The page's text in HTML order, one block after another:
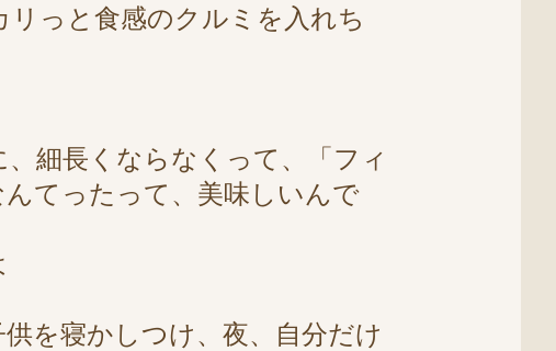
っと食感のクルミを入れち
細長くならなくって、「フィ
てったって、美味しいんで
を寝かしつけ、夜、自分だけ